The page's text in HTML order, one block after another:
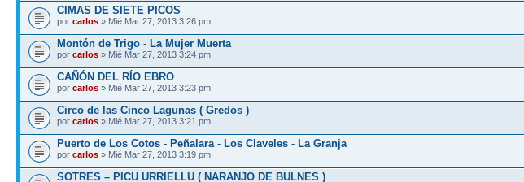
CIMAS DE SIETE PICOS
por carlos » Mié Mar 27, 2013 3:26 pm
Montón de Trigo - La Mujer Muerta
por carlos » Mié Mar 27, 2013 3:24 pm
CAÑÓN DEL RÍO EBRO
por carlos » Mié Mar 27, 2013 3:23 pm
Circo de las Cinco Lagunas ( Gredos )
por carlos » Mié Mar 27, 2013 3:21 pm
Puerto de Los Cotos - Peñalara - Los Claveles - La Granja
por carlos » Mié Mar 27, 2013 3:19 pm
SOTRES – PICU URRIELLU ( NARANJO DE BULNES )